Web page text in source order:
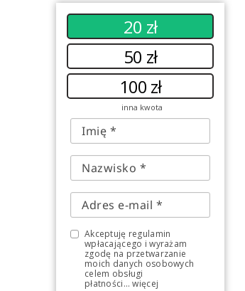
20 zł
50 zł
100 zł
inna kwota
Akceptuję regulamin
wpłacającego i wyrażam
zgodę na przetwarzanie
moich danych osobowych
celem obsługi
płatności... więcej